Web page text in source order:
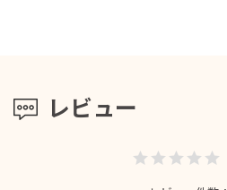
レビュー